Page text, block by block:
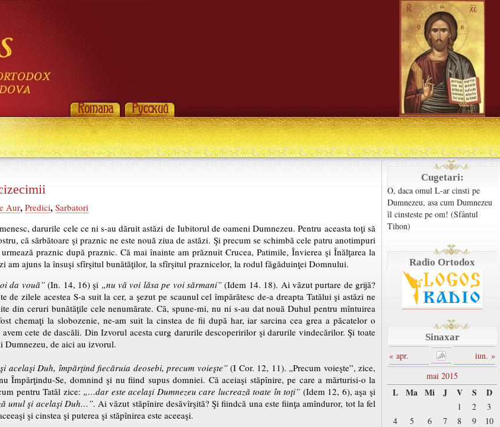
Cugetari:
O, daca omul L-ar cinsti pe
Dumnezeu, asa cum Dumnezeu
îl cinsteste pe om! (Sfântul
Tihon)
Radio Ortodox
Sinaxar
« apr.
iun. »
mai 2015
L Ma Mi J V S D
1 2
3
4
5 6 7 8 9
10
Aur, Predici, Sarbatori
darurile cele ce ni s-au dăruit astăzi de Iubitorul de oameni Dumnezeu. Pentru aceasta toţi să
că sărbătoare şi praznic ne este nouă ziua de astăzi. Şi precum se schimbă cele patru anotimpuri
praznic după praznic. Că mai înainte am prăznuit Crucea, Patimile, Învierea şi Înălţarea la
am ajuns la însuşi sfîrşitul bunătăţilor, la sfîrşitul praznicelor, la rodul făgăduinţei Domnului.
da vouă”(In. 14, 16) şi „nu vă voi lăsa pe voi sărmani” (Idem 14. 18). Ai văzut purtare de grijă?
zilele acestea S-a suit la cer, a şezut pe scaunul cel împărătesc de-a dreapta Tatălui şi astăzi ne
din ceruri bunătăţile cele nenumărate. Că, spune-mi, nu ni s-au dat nouă Duhul pentru mîntuirea
chemaţi la slobozenie, ne-am suit la cinstea de fii după har, iar sarcina cea grea a păcatelor o
cete de dascăli. Din Izvorul acesta curg darurile descoperirilor şi darurile vindecărilor. Şi toate
Dumnezeu, de aici au izvorul.
acelaşi Duh, împărţind fiecăruia deosebi, precum voieşte”(I Cor. 12, 11). „Precum voieşte”, zice,
Împărţindu-Se, domnind şi nu fiind supus domniei. Că aceiaşi stăpînire, pe care a mărturisi-o la
pentru Tatăl zice: „…dar este acelaşi Dumnezeu care lucrează toate în toţi” (Idem 12, 6), aşa şi
unul şi acelaşi Duh…”. Ai văzut stăpînire desăvîrşită? Şi fiindcă una este fiinţa amînduror, tot la fel
şi cinstea şi puterea şi stăpînirea este aceeaşi.